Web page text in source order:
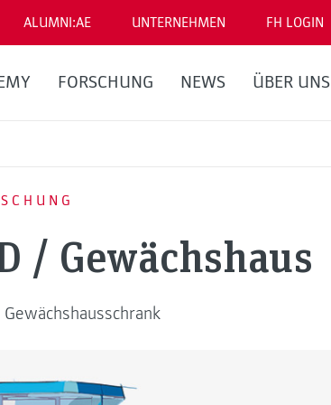
ALUMNI:AE UNTERNEHMEN FH LOGIN
FORSCHUNG NEWS ÜBER UNS
/ Gewächshaus